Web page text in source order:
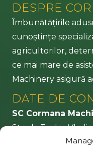
DESPRE
Îmbunătățirile
cunoștințe
agricultorilor,
ce mai mare de
Machinery asigură
DATE DE
SC Cormana
Strada Tudor
CP 505200